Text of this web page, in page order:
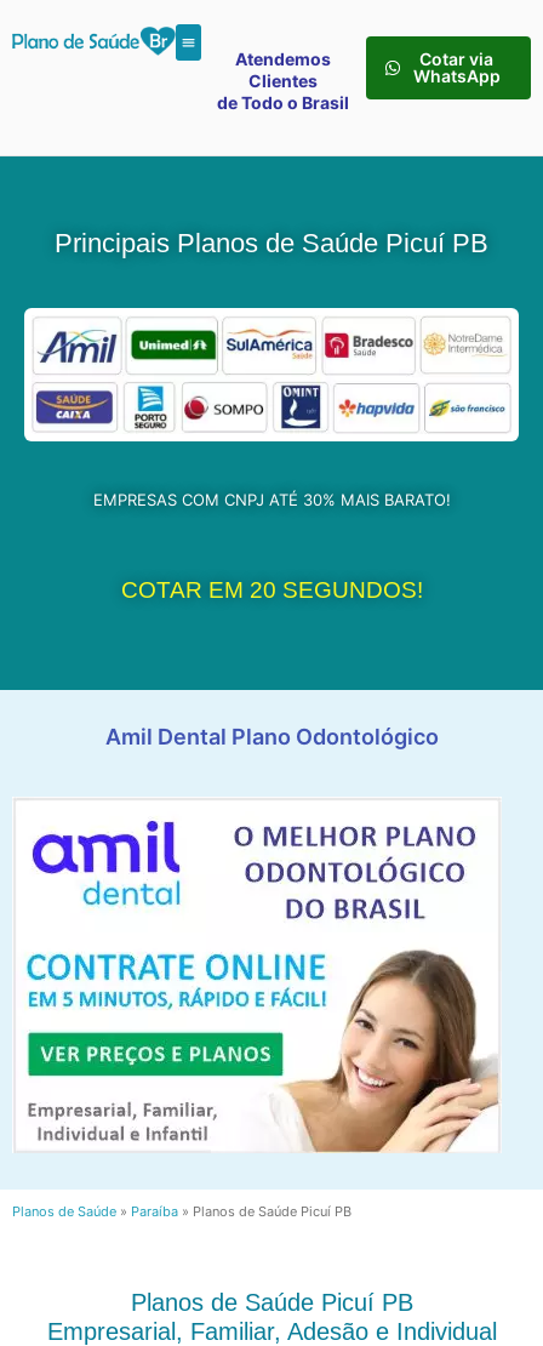
Atendemos
Clientes
de Todo o Brasil
Cotar via
WhatsApp
Principais Planos de Saúde Picuí PB
EMPRESAS COM CNPJ ATÉ 30% MAIS BARATO!
COTAR EM 20 SEGUNDOS!
Amil Dental Plano Odontológico
Planos de Saúde » Paraíba » Planos de Saúde Picuí PB
Planos de Saúde Picuí PB
Empresarial, Familiar, Adesão e Individual